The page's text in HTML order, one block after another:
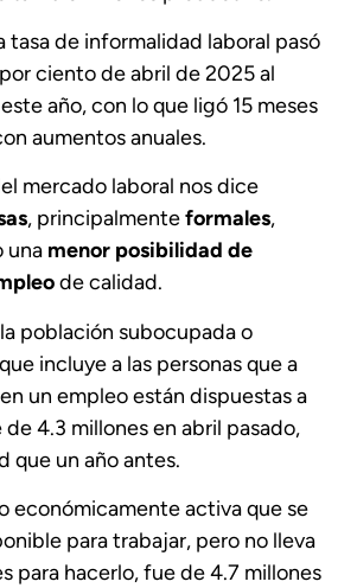
tasa de informalidad laboral pasó
ciento de abril de 2025 al
año, con lo que ligó 15 meses
aumentos anuales.
mercado laboral nos dice
, principalmenteformales,
una menor posibilidad de
de calidad.
población subocupada o
incluye a las personas que a
un empleo están dispuestas a
4.3 millones en abril pasado,
que un año antes.
económicamente activa que se
para trabajar, pero no lleva
para hacerlo, fue de 4.7 millones